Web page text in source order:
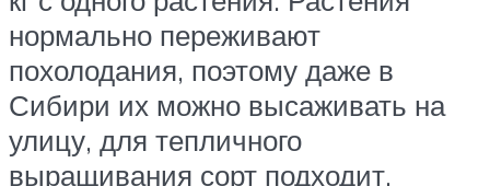
нормально переживают
похолодания, поэтому даже в
Сибири их можно высаживать на
улицу, для тепличного
выращивания сорт подходит.